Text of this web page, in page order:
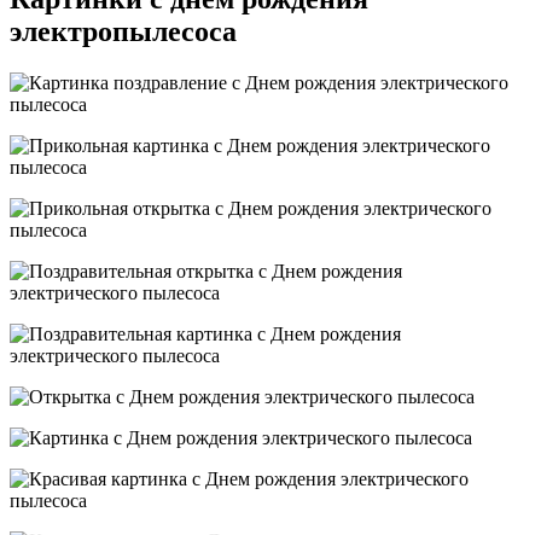
электропылесоса